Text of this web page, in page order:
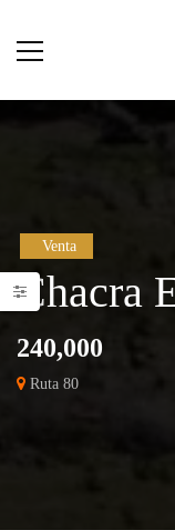
Venta
Chacra
240,000
Ruta 80